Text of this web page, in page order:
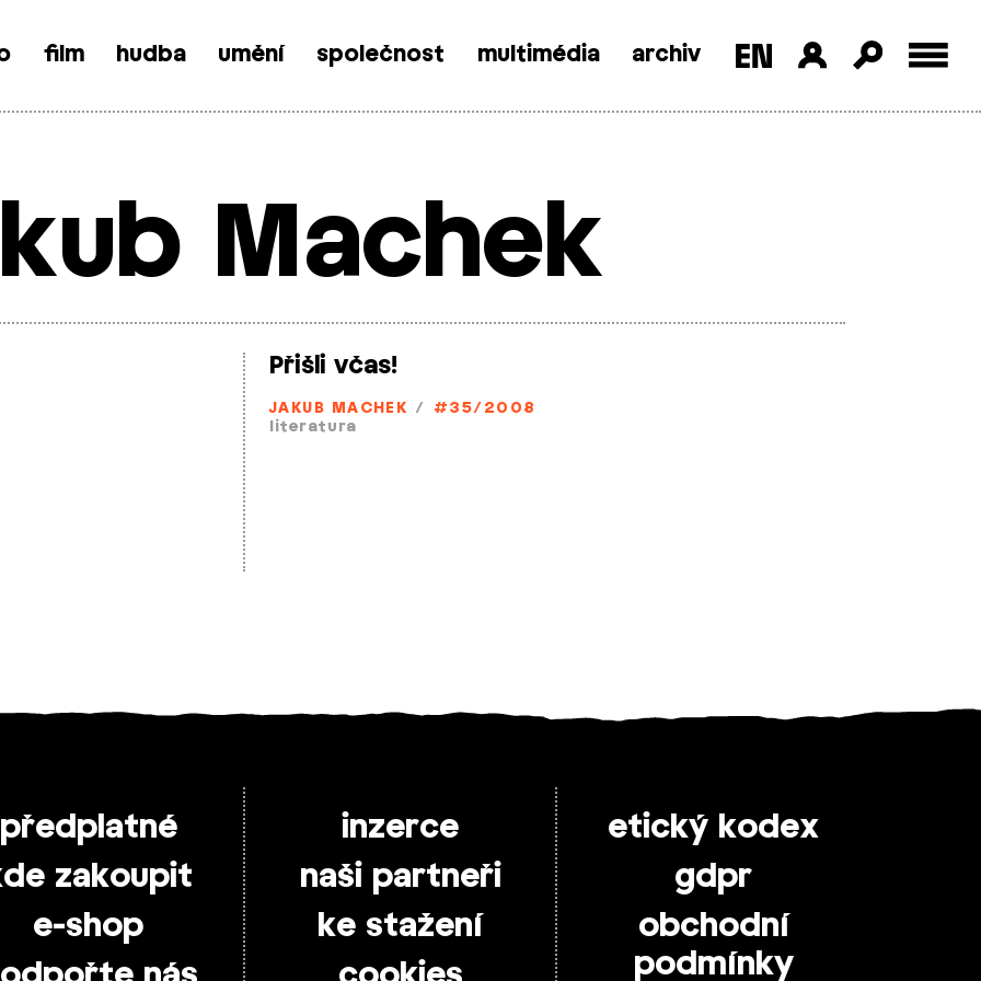
film hudba umění společnost multimédia archiv
Machek
Přišli včas!
JAKUB MACHEK /
#35/2008
literatura
předplatné
zakoupit
e-shop
inzerce
naši partneři
ke stažení
etický kodex
gdpr
obchodní
podmínky